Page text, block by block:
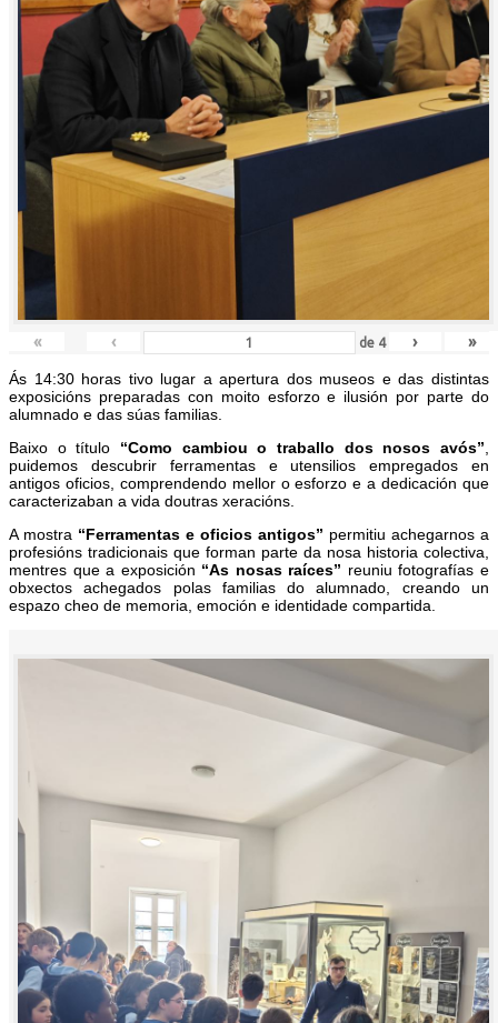
« ‹ de 4 › »
Ás 14:30 horas tivo lugar a apertura dos museos e das distintas
exposicións preparadas con moito esforzo e ilusión por parte do
alumnado e das súas familias.
Baixo o título “Como cambiou o traballo dos nosos avós”
puidemos descubrir ferramentas e utensilios empregados en
antigos oficios, comprendendo mellor o esforzo e a dedicación que
caracterizaban a vida doutras xeracións.
A mostra “Ferramentas e oficios antigos” permitiu achegarnos a
profesións tradicionais que forman parte da nosa historia colectiva,
mentres que a exposición “As nosas raíces” reuniu fotografías e
obxectos achegados polas familias do alumnado, creando un
espazo cheo de memoria, emoción e identidade compartida.